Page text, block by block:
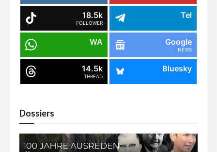
18.5k
FOLLOWER
Tel
WA Google
NEWS
14.5k
THREAD
Bluesky
Dossiers